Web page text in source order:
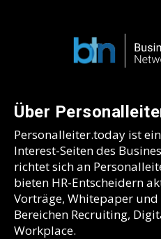
Über
Personalleiter.today ist
Interest-Seiten des
richtet sich an
bieten HR-Entscheidern
Vorträge, Whitepaper
Bereichen Recruiting,
Workplace.